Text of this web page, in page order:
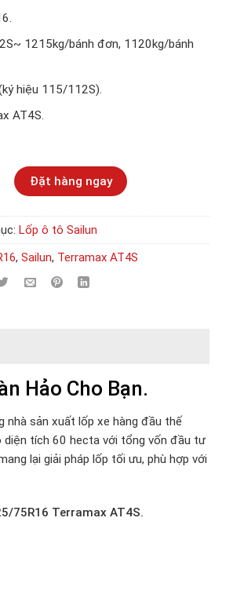
1215kg/bánh đơn, 1120kg/bánh
hiệu 115/112S).
AT4S.
Đặt hàng ngay
Lốp ô tô Sailun
, Sailun, Terramax AT4S
Hảo Cho Bạn.
nhà sản xuất lốp xe hàng đầu thế
tích 60 hecta với tổng vốn đầu tư
lại giải pháp lốp tối ưu, phù hợp với
75R16 Terramax AT4S.